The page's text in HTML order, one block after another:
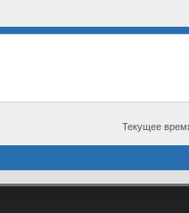
Текущее